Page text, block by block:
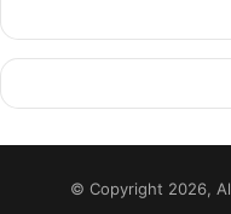
© Copyright 2026,